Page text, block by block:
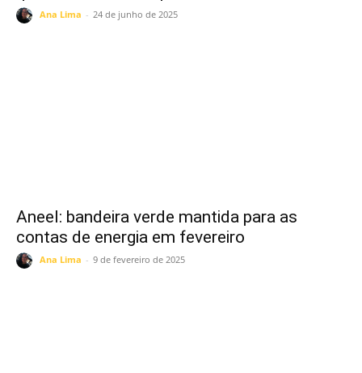
Ana Lima - 24 de junho de 2025
Aneel: bandeira verde mantida para as
contas de energia em fevereiro
Ana Lima - 9 de fevereiro de 2025